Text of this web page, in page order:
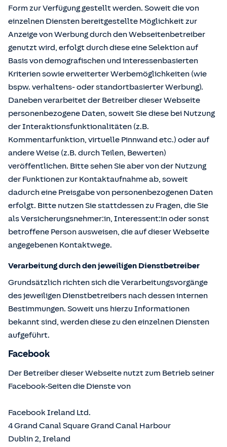
Form zur Verfügung gestellt werden. Soweit die von
einzelnen Diensten bereitgestellte Möglichkeit zur
Anzeige von Werbung durch den Webseitenbetreiber
genutzt wird, erfolgt durch diese eine Selektion auf
Basis von demografischen und interessenbasierten
Kriterien sowie erweiterter Werbemöglichkeiten (wie
bspw. verhaltens- oder standortbasierter Werbung).
Daneben verarbeitet der Betreiber dieser Webseite
personenbezogene Daten, soweit Sie diese bei Nutzung
der Interaktionsfunktionalitäten (z.B.
Kommentarfunktion, virtuelle Pinnwand etc.) oder auf
andere Weise (z.B. durch Teilen, Bewerten)
veröffentlichen. Bitte sehen Sie aber von der Nutzung
der Funktionen zur Kontaktaufnahme ab, soweit
dadurch eine Preisgabe von personenbezogenen Daten
erfolgt. Bitte nutzen Sie stattdessen zu Fragen, die Sie
als Versicherungsnehmer:in, Interessent:in oder sonst
betroffene Person ausweisen, die auf dieser Webseite
angegebenen Kontaktwege.
Verarbeitung durch den jeweiligen Dienstbetreiber
Grundsätzlich richten sich die Verarbeitungsvorgänge
des jeweiligen Dienstbetreibers nach dessen internen
Bestimmungen. Soweit uns hierzu Informationen
bekannt sind, werden diese zu den einzelnen Diensten
aufgeführt.
Facebook
Der Betreiber dieser Webseite nutzt zum Betrieb seiner
Facebook-Seiten die Dienste von
Facebook Ireland Ltd.
4 Grand Canal Square Grand Canal Harbour
Dublin 2, Ireland